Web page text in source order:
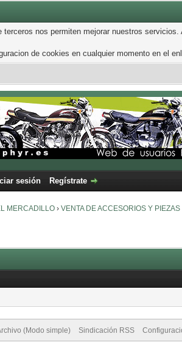
terceros nos permiten mejorar nuestros
de cookies en cualquier momento en el
sesión Regístrate
MERCADILLO › VENTA DE ACCESORIOS Y PIEZAS
(Modo simple) Sindicación RSS